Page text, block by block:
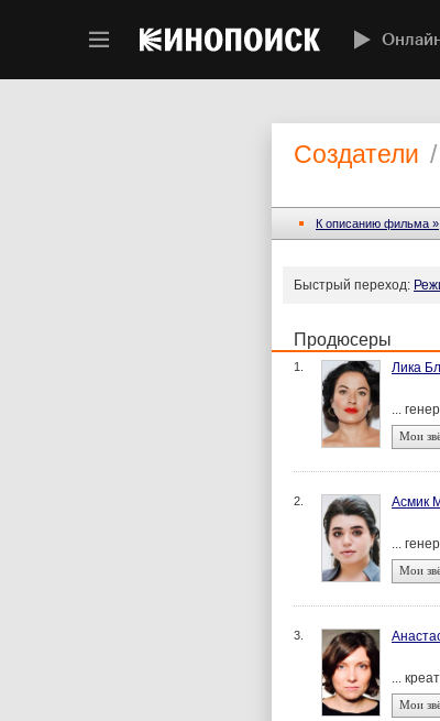
Создатели /
К описанию фильма »
Быстрый переход:
Продюсеры
1. Лика
...
Мои
2. Асмик
...
Мои
3.
...
Мои